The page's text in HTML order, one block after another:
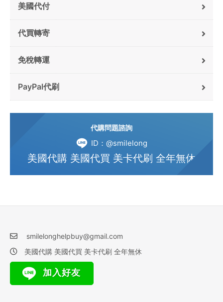
美國代付
代買轉寄
免稅轉運
PayPal代刷
代購問題諮詢
ID：@smilelong
美國代購 美國代買 美卡代刷 全年無休
smilelonghelpbuy@gmail.com
美國代購 美國代買 美卡代刷 全年無休
加入好友